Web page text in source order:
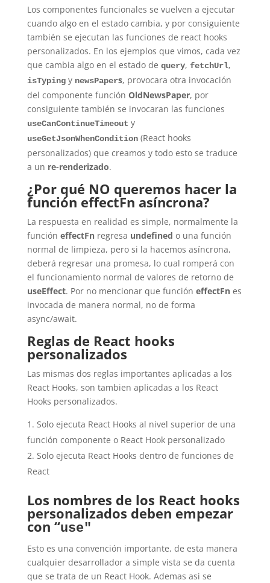
Los componentes funcionales se vuelven a ejecutar
cuando algo en el estado cambia, y por consiguiente
también se ejecutan las funciones de react hooks
personalizados. En los ejemplos que vimos, cada vez
que cambia algo en el estado de query, fetchUrl,
isTypingy newsPapers, provocara otra invocación
del componente función OldNewsPaper, por
consiguiente también se invocaran las funciones
useCanContinueTimeout y
useGetJsonWhenCondition(React hooks
personalizados) que creamos y todo esto se traduce
a un re-renderizado.
¿Por qué NO queremos hacer la
función effectFn asíncrona?
La respuesta en realidad es simple, normalmente la
función effectFnregresa undefined o una función
normal de limpieza, pero si la hacemos asíncrona,
deberá regresar una promesa, lo cual romperá con
el funcionamiento normal de valores de retorno de
useEffect. Por no mencionar que función effectFnes
invocada de manera normal, no de forma
async/await.
Reglas de React hooks
personalizados
Las mismas dos reglas importantes aplicadas a los
React Hooks, son tambien aplicadas a los React
Hooks personalizados.
Solo ejecuta React Hooks al nivel superior de una
función componente o React Hook personalizado
Solo ejecuta React Hooks dentro de funciones de
React
Los nombres de los React hooks
personalizados deben empezar
con “use"
Esto es una convención importante, de esta manera
cualquier desarrollador a simple vista se da cuenta
que se trata de un React Hook. Ademas asi se